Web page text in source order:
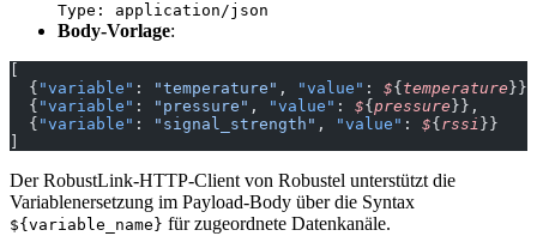
Type: application/json
Body-Vorlage:
  {
"variable" : "temperature" , "value" : ${ temperature }},
  {
"variable" : "pressure" , "value" : ${ pressure }},
  {
"variable" : "signal_strength" , "value" : ${ rssi }}
Der RobustLink-HTTP-Client von Robustel unterstützt die
Variablenersetzung im Payload-Body über die Syntax
${variable_name} für zugeordnete Datenkanäle.